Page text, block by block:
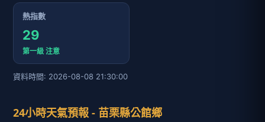
熱指數
29
第一級 注意
資料時間: 2026-08-08 21:30:00
24小時天氣預報 - 苗栗縣公館鄉